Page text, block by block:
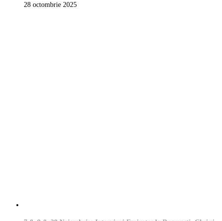
28 octombrie 2025